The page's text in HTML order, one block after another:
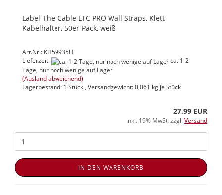
Label-The-Cable LTC PRO Wall Straps, Klett-
Kabelhalter, 50er-Pack, weiß
Art.Nr.: KH59935H
Lieferzeit:
ca. 1-2
Tage, nur noch wenige auf Lager
(Ausland abweichend)
Lagerbestand: 1 Stück , Versandgewicht:0,061 kg je Stück
27,99 EUR
inkl. 19% MwSt. zzgl.Versand
IN DEN WARENKORB